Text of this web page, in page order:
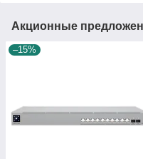
Акционные
–15%